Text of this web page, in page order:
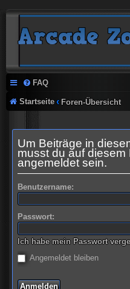
FAQ
Startseite Foren-Übersicht
Um Beiträge in
musst du auf diesem
angemeldet sein.
Benutzername:
Passwort:
Ich habe mein Passwort
Angemeldet bleiben